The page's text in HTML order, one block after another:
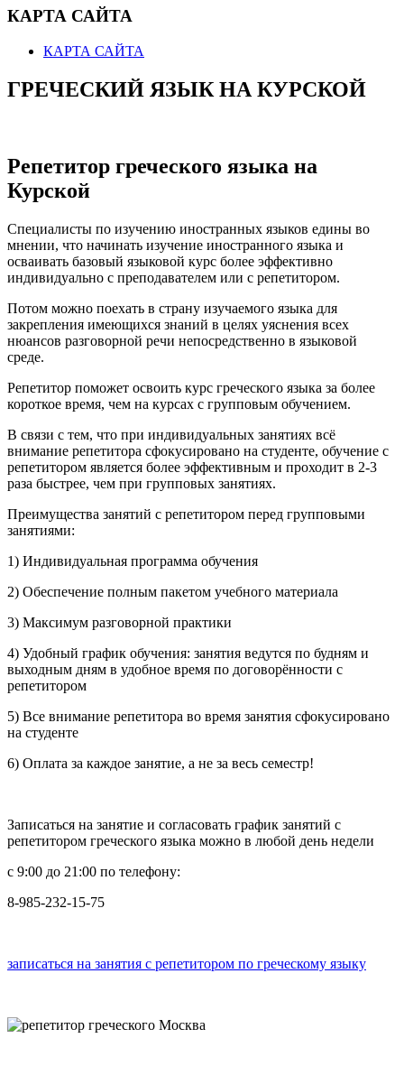
КАРТА САЙТА
КАРТА САЙТА
ГРЕЧЕСКИЙ ЯЗЫК НА КУРСКОЙ
Репетитор греческого языка на
Курской
Специалисты по изучению иностранных языков едины во
мнении, что начинать изучение иностранного языка и
осваивать базовый языковой курс более эффективно
индивидуально с преподавателем или с репетитором.
Потом можно поехать в страну изучаемого языка для
закрепления имеющихся знаний в целях уяснения всех
нюансов разговорной речи непосредственно в языковой
среде.
Репетитор поможет освоить курс греческого языка за более
короткое время, чем на курсах с групповым обучением.
В связи с тем, что при индивидуальных занятиях всё
внимание репетитора сфокусировано на студенте, обучение с
репетитором является более эффективным и проходит в 2-3
раза быстрее, чем при групповых занятиях.
Преимущества занятий с репетитором перед групповыми
занятиями:
1) Индивидуальная программа обучения
2) Обеспечение полным пакетом учебного материала
3) Максимум разговорной практики
4) Удобный график обучения: занятия ведутся по будням и
выходным дням в удобное время по договорённости с
репетитором
5) Все внимание репетитора во время занятия сфокусировано
на студенте
6) Оплата за каждое занятие, а не за весь семестр!
Записаться на занятие и согласовать график занятий с
репетитором греческого языка можно в любой день недели
с 9:00 до 21:00 по телефону:
8-985-232-15-75
записаться на занятия с репетитором по греческому языку